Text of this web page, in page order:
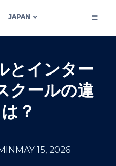
JAPAN
とインター
クールの違
？
MAY 15, 2026